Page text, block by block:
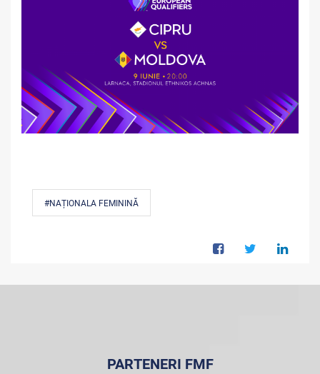
#NAȚIONALA FEMININĂ
PARTENERI FMF